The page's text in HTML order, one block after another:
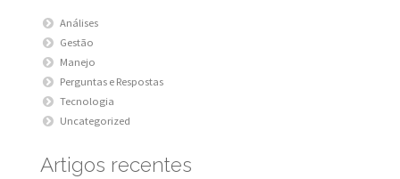
Análises
Gestão
Manejo
Perguntas e Respostas
Tecnologia
Uncategorized
Artigos recentes